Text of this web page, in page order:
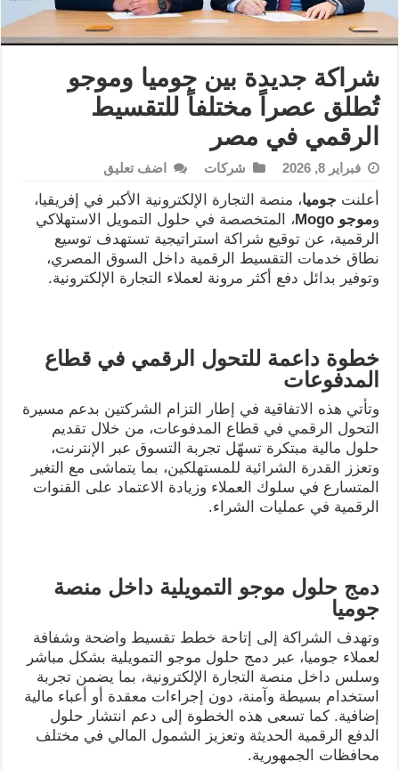
شراكة جديدة بين جوميا وموجو
تُطلق عصراً مختلفاً للتقسيط
الرقمي في مصر
فبراير 8, 2026 شركات اضف تعليق
أعلنت جوميا، منصة التجارة الإلكترونية الأكبر في إفريقيا،
وموجوMogo
، المتخصصة في حلول التمويل الاستهلاكي
الرقمية، عن توقيع شراكة استراتيجية تستهدف توسيع
نطاق خدمات التقسيط الرقمية داخل السوق المصري،
وتوفير بدائل دفع أكثر مرونة لعملاء التجارة الإلكترونية.
خطوة داعمة للتحول الرقمي في قطاع
المدفوعات
وتأتي هذه الاتفاقية في إطار التزام الشركتين بدعم مسيرة
التحول الرقمي في قطاع المدفوعات، من خلال تقديم
حلول مالية مبتكرة تسهّل تجربة التسوق عبر الإنترنت،
وتعزز القدرة الشرائية للمستهلكين، بما يتماشى مع التغير
المتسارع في سلوك العملاء وزيادة الاعتماد على القنوات
الرقمية في عمليات الشراء.
دمج حلول موجو التمويلية داخل منصة
جوميا
وتهدف الشراكة إلى إتاحة خطط تقسيط واضحة وشفافة
لعملاء جوميا، عبر دمج حلول موجو التمويلية بشكل مباشر
وسلس داخل منصة التجارة الإلكترونية، بما يضمن تجربة
استخدام بسيطة وآمنة، دون إجراءات معقدة أو أعباء مالية
إضافية. كما تسعى هذه الخطوة إلى دعم انتشار حلول
الدفع الرقمية الحديثة وتعزيز الشمول المالي في مختلف
محافظات الجمهورية.